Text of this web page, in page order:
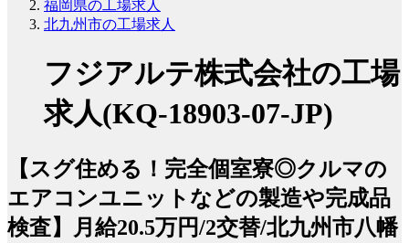
福岡県の工場求人
北九州市の工場求人
フジアルテ株式会社の工場
求人(KQ-18903-07-JP)
【スグ住める！完全個室寮◎クルマの
エアコンユニットなどの製造や完成品
検査】月給20.5万円/2交替/北九州市八幡